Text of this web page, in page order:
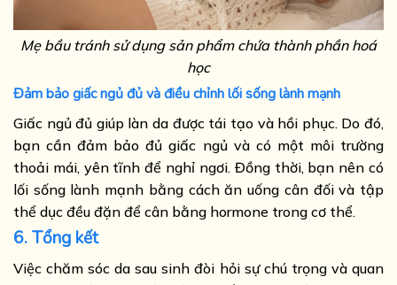
Mẹ bầu tránh sử dụng sản phẩm chứa thành phần hoá
học
Đảm bảo giấc ngủ đủ và điều chỉnh lối sống lành mạnh
Giấc ngủ đủ giúp làn da được tái tạo và hồi phục. Do đó,
bạn cần đảm bảo đủ giấc ngủ và có một môi trường
thoải mái, yên tĩnh để nghỉ ngơi. Đồng thời, bạn nên có
lối sống lành mạnh bằng cách ăn uống cân đối và tập
thể dục đều đặn để cân bằng hormone trong cơ thể.
6. Tổng kết
Việc chăm sóc da sau sinh đòi hỏi sự chú trọng và quan